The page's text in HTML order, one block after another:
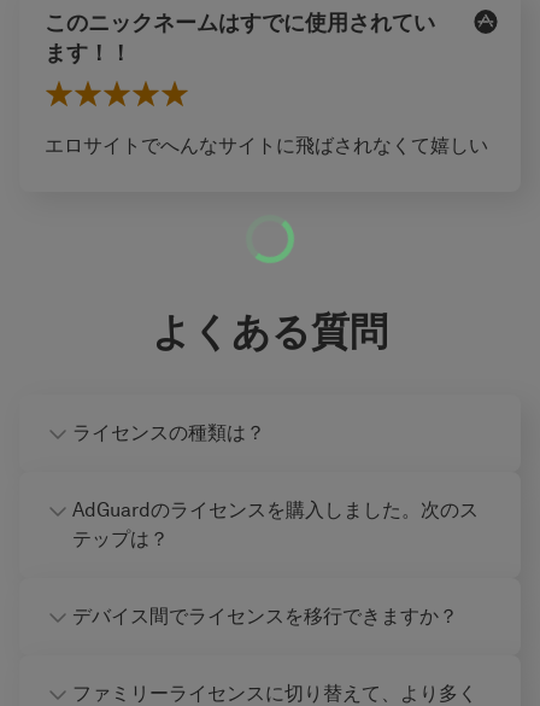
このニックネームはすでに使用されてい
ます！！
エロサイトでへんなサイトに飛ばされなくて嬉しい
よくある質問
ライセンスの種類は？
AdGuardのライセンスを購入しました。次のス
テップは？
デバイス間でライセンスを移行できますか？
ファミリーライセンスに切り替えて、より多く